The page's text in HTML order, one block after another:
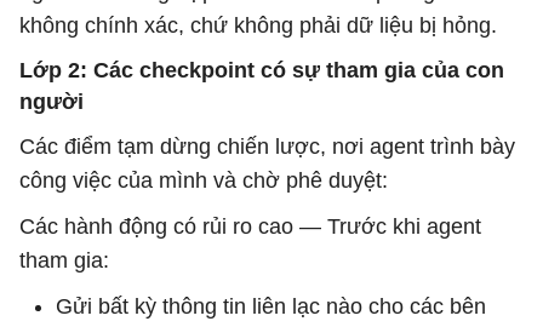
không chính xác, chứ không phải dữ liệu bị hỏng.
Lớp 2: Các checkpoint có sự tham gia của con
người
Các điểm tạm dừng chiến lược, nơi agent trình bày
công việc của mình và chờ phê duyệt:
Các hành động có rủi ro cao — Trước khi agent
tham gia:
Gửi bất kỳ thông tin liên lạc nào cho các bên